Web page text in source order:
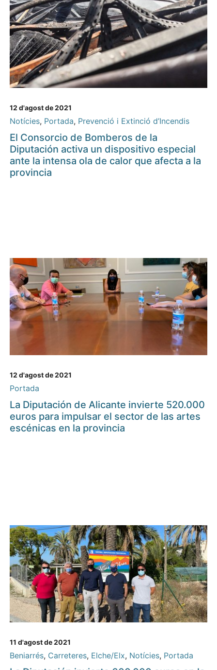
12 d'agost de 2021
Notícies, Portada, Prevenció i Extinció d’Incendis
El Consorcio de Bomberos de la
Diputación activa un dispositivo especial
ante la intensa ola de calor que afecta a la
provincia
12 d'agost de 2021
Portada
La Diputación de Alicante invierte 520.000
euros para impulsar el sector de las artes
escénicas en la provincia
11 d'agost de 2021
Beniarrés, Carreteres, Elche/Elx, Notícies, Portada